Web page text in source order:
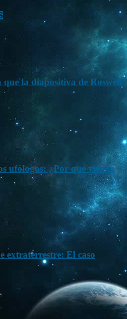
la diapositiva de Roswell
ufólogos: ¿Por qué vienen
extraterrestre: El caso